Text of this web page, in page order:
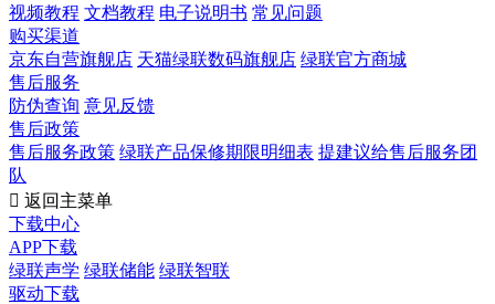
视频教程 文档教程 电子说明书 常见问题
购买渠道
京东自营旗舰店 天猫绿联数码旗舰店 绿联官方商城
售后服务
防伪查询 意见反馈
售后政策
售后服务政策 绿联产品保修期限明细表 提建议给售后服务团
队
 返回主菜单
下载中心
APP下载
绿联声学 绿联储能 绿联智联
驱动下载